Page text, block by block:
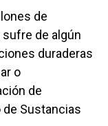
de
de algún
duraderas
o
de
de Sustancias